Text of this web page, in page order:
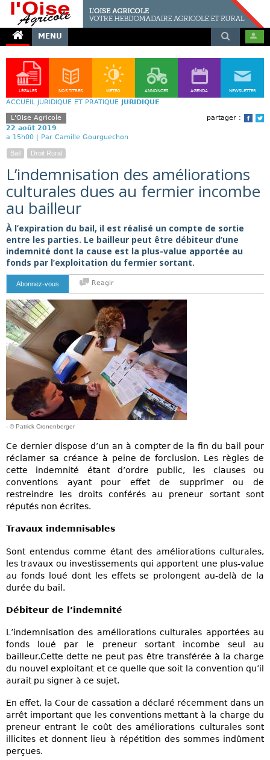
MENU
LÉGALES NOS TITRES MÉTÉO ANNONCES AGENDA NEWSLETTER
ACCUEIL JURIDIQUE ET PRATIQUE JURIDIQUE
partager :
L'Oise Agricole
22 août 2019
a 15h00 | Par Camille Gourguechon
Bail Droit Rural
L’indemnisation des améliorations
culturales dues au fermier incombe
au bailleur
À l’expiration du bail, il est réalisé un compte de sortie
entre les parties. Le bailleur peut être débiteur d’une
indemnité dont la cause est la plus-value apportée au
fonds par l’exploitation du fermier sortant.
Abonnez-vous Reagir
- © Patrick Cronenberger
Ce dernier dispose d’un an à compter de la fin du bail pour
réclamer sa créance à peine de forclusion. Les règles de
cette indemnité étant d’ordre public, les clauses ou
conventions ayant pour effet de supprimer ou de
restreindre les droits conférés au preneur sortant sont
réputés non écrites.
Travaux indemnisables
Sont entendus comme étant des améliorations culturales,
les travaux ou investissements qui apportent une plus-value
au fonds loué dont les effets se prolongent au-delà de la
durée du bail.
Débiteur de l’indemnité
L’indemnisation des améliorations culturales apportées au
fonds loué par le preneur sortant incombe seul au
bailleur.Cette dette ne peut pas être transférée à la charge
du nouvel exploitant et ce quelle que soit la convention qu’il
aurait pu signer à ce sujet.
En effet, la Cour de cassation a déclaré récemment dans un
arrêt important que les conventions mettant à la charge du
preneur entrant le coût des améliorations culturales sont
illicites et donnent lieu à répétition des sommes indûment
perçues.